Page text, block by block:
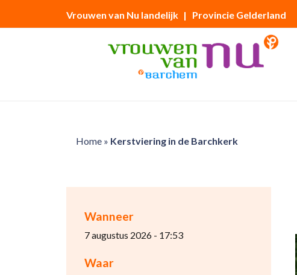
Vrouwen van Nu landelijk | Provincie Gelderland
Home» Kerstviering in de Barchkerk
Wanneer
7 augustus 2026 - 17:53
Waar